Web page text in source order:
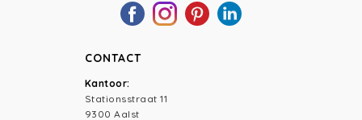
CONTACT
Kantoor:
Stationsstraat 11
9300 Aalst